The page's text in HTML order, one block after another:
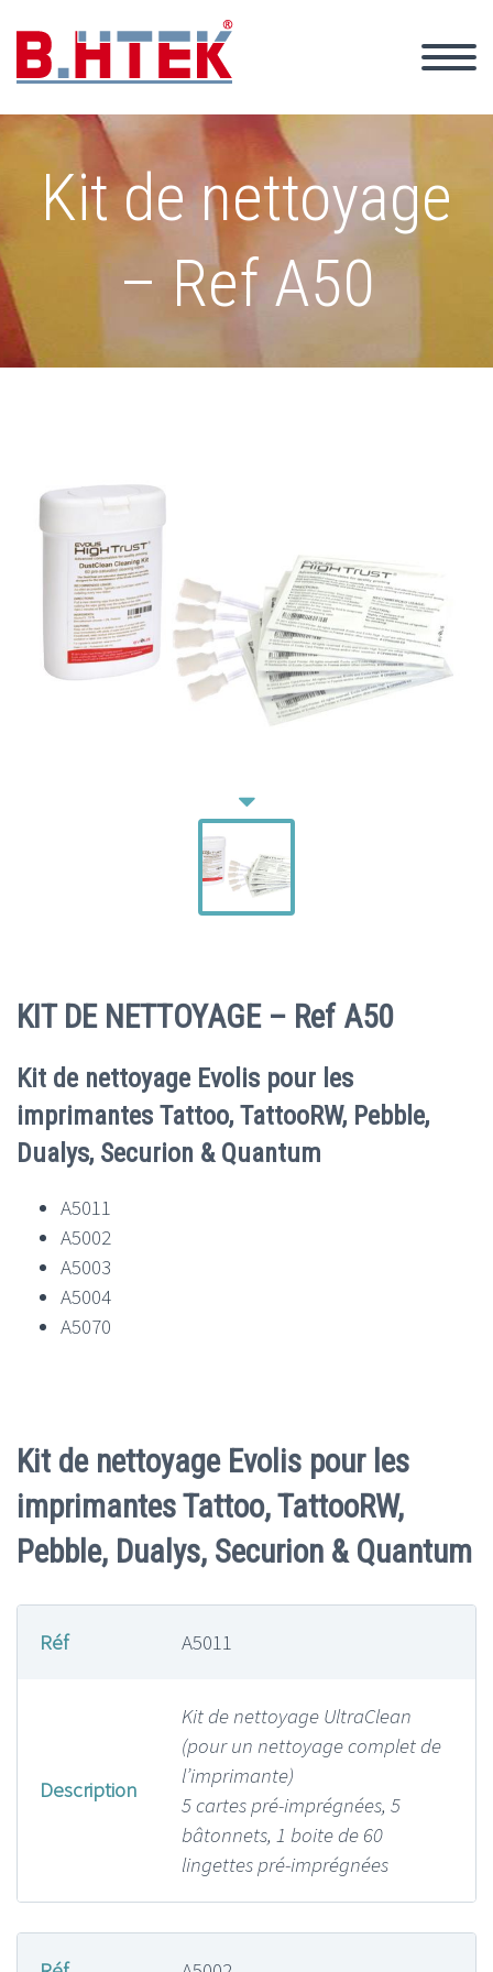
Kit de nettoyage
– Ref A50
KIT DE NETTOYAGE – Ref A50
Kit de nettoyage Evolis pour les
imprimantes Tattoo, TattooRW, Pebble,
Dualys, Securion & Quantum
A5011
A5002
A5003
A5004
A5070
Kit de nettoyage Evolis pour les
imprimantes Tattoo, TattooRW,
Pebble, Dualys, Securion & Quantum
Réf A5011
Description
Kit de nettoyage UltraClean
(pour un nettoyage complet de
l’imprimante)
5 cartes pré-imprégnées, 5
bâtonnets, 1 boite de 60
lingettes pré-imprégnées